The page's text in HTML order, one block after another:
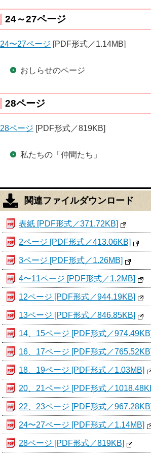
24～27ページ
24〜27ページ [PDF形式／1.14MB]
おしらせのページ
28ページ
28ページ [PDF形式／819KB]
私たちの「仲間たち」
関連ファイルダウンロード
表紙 [PDF形式／371.72KB]
2ページ [PDF形式／413.06KB]
3ページ [PDF形式／1.26MB]
4〜11ページ [PDF形式／1.2MB]
12ページ [PDF形式／944.19KB]
13ページ [PDF形式／846.85KB]
14、15ページ [PDF形式／974.49KB]
16、17ページ [PDF形式／765.52KB]
18、19ページ [PDF形式／1.03MB]
20、21ページ [PDF形式／
22、23ページ [PDF形式／967.28KB]
24〜27ページ [PDF形式／1.14MB]
28ページ [PDF形式／819KB]